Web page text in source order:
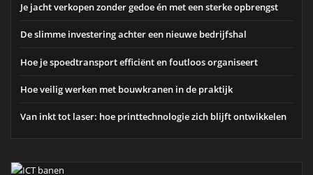
Je jacht verkopen zonder gedoe én met een sterke opbrengst
De slimme investering achter een nieuwe bedrijfshal
Hoe je spoedtransport efficiënt en foutloos organiseert
Hoe veilig werken met bouwkranen in de praktijk
Van inkt tot laser: hoe printtechnologie zich blijft ontwikkelen